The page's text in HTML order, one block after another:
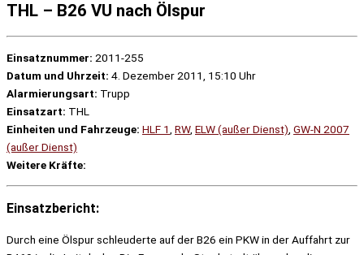
THL – B26 VU nach Ölspur
Einsatznummer: 2011-255
Datum und Uhrzeit: 4. Dezember 2011, 15:10 Uhr
Alarmierungsart: Trupp
Einsatzart: THL
Einheiten und Fahrzeuge: HLF 1 RW, ELW (außer Dienst) GW-N 2007
(außer Dienst)
Weitere Kräfte:
Einsatzbericht:
Durch eine Ölspur schleuderte auf der B26 ein PKW in der Auffahrt zur